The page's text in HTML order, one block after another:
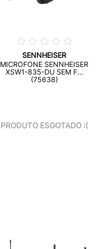
SENNHEISER
MICROFONE SENNHEISER
XSW1-835-DU SEM F...
(75638)
PRODUTO ESGOTADO :(